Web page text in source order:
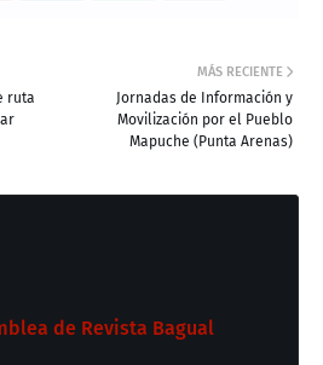
MÁS RECIENTE
Jornadas de Información y
Movilización por el Pueblo
Mapuche (Punta Arenas)
ruta
de Revista Bagual